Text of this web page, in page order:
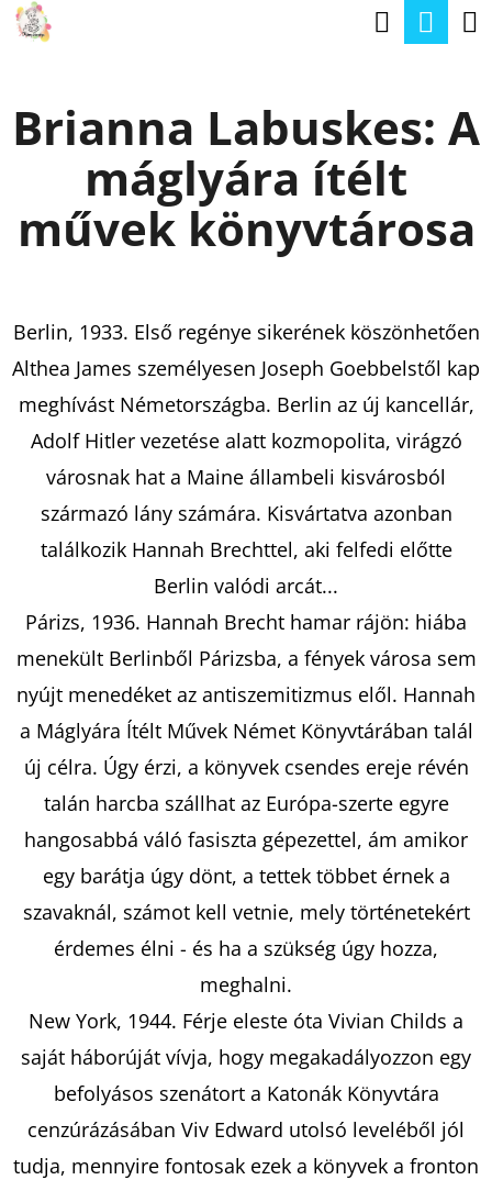
Ugrás
tartalomhoz
Brianna Labuskes: A
máglyára ítélt
művek könyvtárosa
Berlin, 1933. Első regénye sikerének köszönhetően
Althea James személyesen Joseph Goebbelstől kap
meghívást Németországba. Berlin az új kancellár,
Adolf Hitler vezetése alatt kozmopolita, virágzó
városnak hat a Maine állambeli kisvárosból
származó lány számára. Kisvártatva azonban
találkozik Hannah Brechttel, aki felfedi előtte
Berlin valódi arcát...
Párizs, 1936. Hannah Brecht hamar rájön: hiába
menekült Berlinből Párizsba, a fények városa sem
nyújt menedéket az antiszemitizmus elől. Hannah
a Máglyára Ítélt Művek Német Könyvtárában talál
új célra. Úgy érzi, a könyvek csendes ereje révén
talán harcba szállhat az Európa-szerte egyre
hangosabbá váló fasiszta gépezettel, ám amikor
egy barátja úgy dönt, a tettek többet érnek a
szavaknál, számot kell vetnie, mely történetekért
érdemes élni - és ha a szükség úgy hozza,
meghalni.
New York, 1944. Férje eleste óta Vivian Childs a
saját háborúját vívja, hogy megakadályozzon egy
befolyásos szenátort a Katonák Könyvtára
cenzúrázásában Viv Edward utolsó leveléből jól
tudja, mennyire fontosak ezek a könyvek a fronton
K
ÁM
T
K
R
E
S
KERESÉS
A
J
Á
N
U
JOHANNA
€10,50
Korábbi:
€15